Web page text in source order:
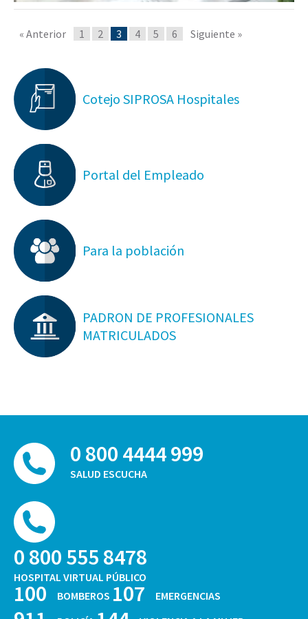
« Anterior 1 2 3 4 5 6 Siguiente »
Cotejo SIPROSA Hospitales
Portal del Empleado
Para la población
PADRON DE PROFESIONALES
MATRICULADOS
0 800 4444 999
SALUD ESCUCHA
0 800 555 8478
HOSPITAL VIRTUAL PÚBLICO
100 BOMBEROS 107 EMERGENCIAS